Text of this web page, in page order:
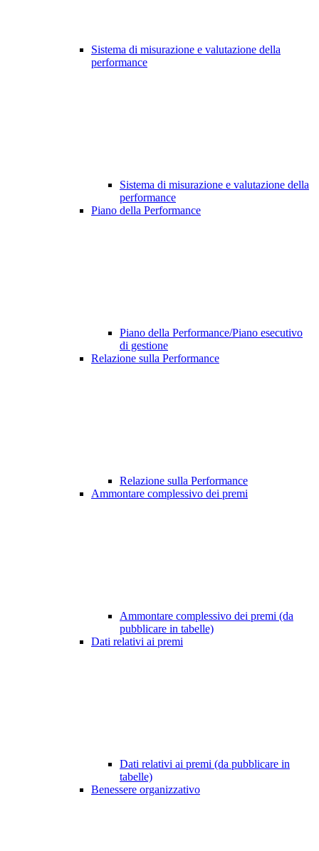
Sistema di misurazione e valutazione della
performance
Sistema di misurazione e valutazione della
performance
Piano della Performance
Piano della Performance/Piano esecutivo
di gestione
Relazione sulla Performance
Relazione sulla Performance
Ammontare complessivo dei premi
Ammontare complessivo dei premi (da
pubblicare in tabelle)
Dati relativi ai premi
Dati relativi ai premi (da pubblicare in
tabelle)
Benessere organizzativo